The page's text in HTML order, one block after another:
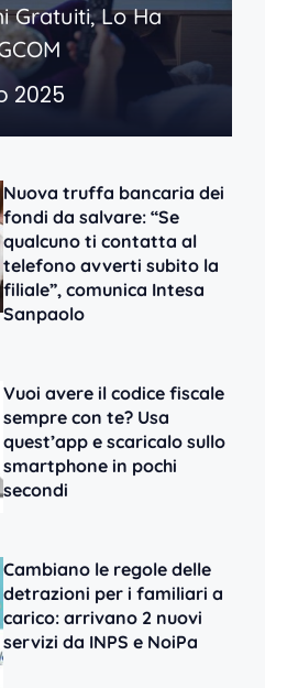
Gratuiti, Lo Ha
2025
Nuova truffa bancaria dei
fondi da salvare: “Se
qualcuno ti contatta al
telefono avverti subito la
filiale”, comunica Intesa
Sanpaolo
Vuoi avere il codice fiscale
sempre con te? Usa
quest’app e scaricalo sullo
smartphone in pochi
secondi
Cambiano le regole delle
detrazioni per i familiari a
carico: arrivano 2 nuovi
servizi da INPS e NoiPa